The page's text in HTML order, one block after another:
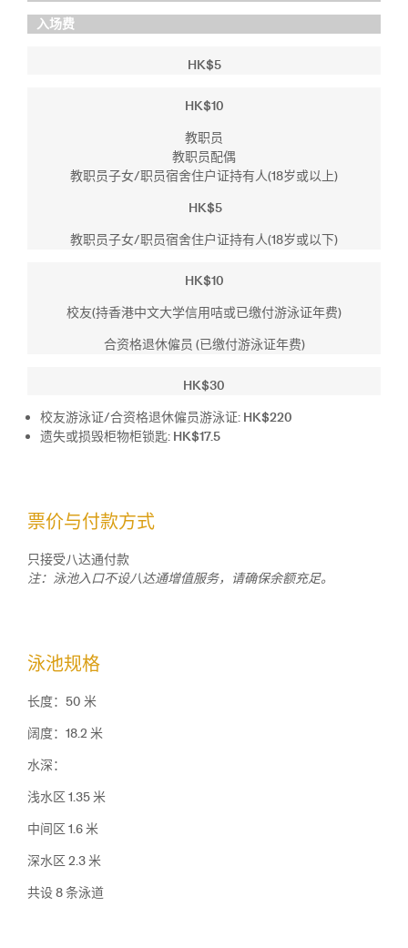
入场费
HK$5
HK$10
教职员
教职员配偶
教职员子女/职员宿舍住户证持有人(18岁或以上)
HK$5
教职员子女/职员宿舍住户证持有人(18岁或以下)
HK$10
校友(持香港中文大学信用咭或已缴付游泳证年费)
合资格退休僱员 (已缴付游泳证年费)
HK$30
校友游泳证/合资格退休僱员游泳证: HK$220
遗失或损毁柜物柜锁匙: HK$17.5
票价与付款方式
只接受八达通付款
注：泳池入口不设八达通增值服务，请确保余额充足。
泳池规格
长度：50 米
阔度：18.2 米
水深：
浅水区 1.35 米
中间区 1.6 米
深水区 2.3 米
共设 8 条泳道